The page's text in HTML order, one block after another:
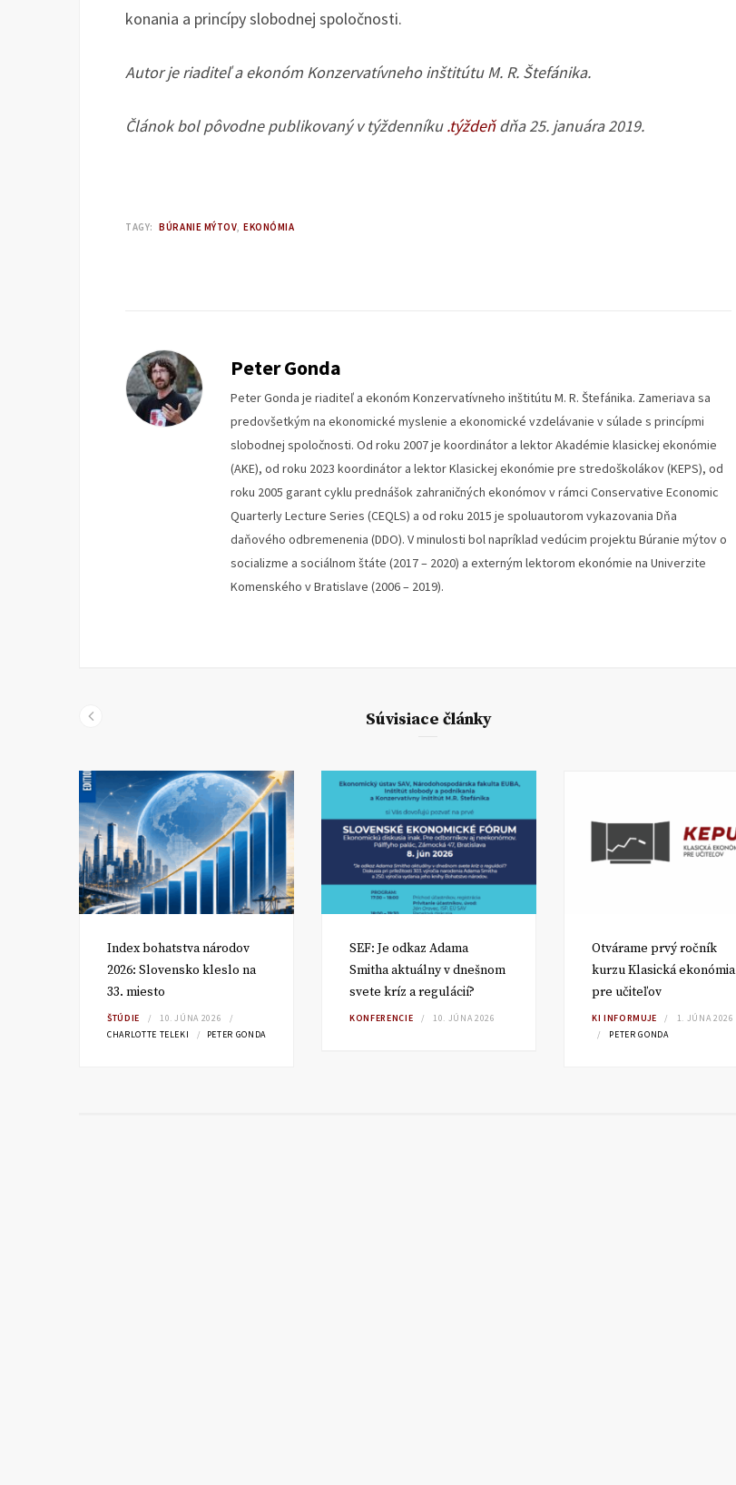
konania a princípy slobodnej spoločnosti.
Autor je riaditeľ a ekonóm Konzervatívneho inštitútu M. R. Štefánika.
Článok bol pôvodne publikovaný v týždenníku.týždeňdňa 25. januára 2019.
TAGY: BÚRANIE MÝTOV EKONÓMIA
Peter Gonda
Peter Gonda je riaditeľ a ekonóm Konzervatívneho inštitútu M. R. Štefánika. Zameriava sa
predovšetkým na ekonomické myslenie a ekonomické vzdelávanie v súlade s princípmi
slobodnej spoločnosti. Od roku 2007 je koordinátor a lektor Akadémie klasickej ekonómie
(AKE), od roku 2023 koordinátor a lektor Klasickej ekonómie pre stredoškolákov (KEPS), od
roku 2005 garant cyklu prednášok zahraničných ekonómov v rámci Conservative Economic
Quarterly Lecture Series (CEQLS) a od roku 2015 je spoluautorom vykazovania Dňa
daňového odbremenenia (DDO). V minulosti bol napríklad vedúcim projektu Búranie mýtov o
socializme a sociálnom štáte (2017 – 2020) a externým lektorom ekonómie na Univerzite
Komenského v Bratislave (2006 – 2019).
Súvisiace články
Index bohatstva národov
2026: Slovensko kleslo na
33. miesto
ŠTÚDIE
10. JÚNA 2026
CHARLOTTE TELEKI
PETER GONDA
SEF: Je odkaz Adama
Smitha aktuálny v dnešnom
svete kríz a regulácií?
KONFERENCIE 10. JÚNA 2026
Otvárame prvý ročník
kurzu Klasická ekonómia
pre učiteľov
KI INFORMUJE
1. JÚNA 2026
PETER GONDA